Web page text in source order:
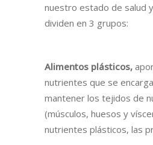
nuestro estado de salud
dividen en 3 grupos:
Alimentos plásticos,
nutrientes que se
mantener los tejidos de
(músculos, huesos y
nutrientes plásticos, las